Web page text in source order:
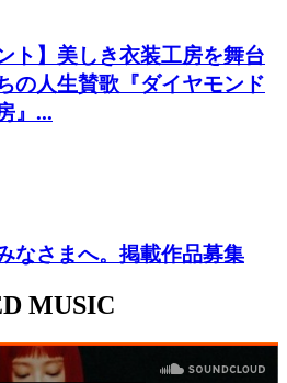
ト】美しき衣装工房を舞台
の人生賛歌『ダイヤモンド
』...
なさまへ。掲載作品募集
MUSIC